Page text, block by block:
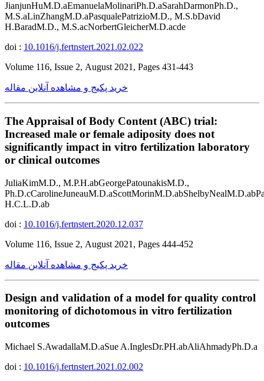
JianjunHuM.D.aEmanuelaMolinariPh.D.aSarahDarmonPh.D.,
M.S.aLinZhangM.D.aPasqualePatrizioM.D., M.S.bDavid
H.BaradM.D., M.S.acNorbertGleicherM.D.acde
doi : 10.1016/j.fertnstert.2021.02.022
Volume 116, Issue 2, August 2021, Pages 431-443
خرید پکیج و مشاهده آنلاین مقاله
The Appraisal of Body Content (ABC) trial:
Increased male or female adiposity does not
significantly impact in vitro fertilization laboratory
or clinical outcomes
JuliaKimM.D., M.P.H.abGeorgePatounakisM.D.,
H.C.L.D.ab
doi : 10.1016/j.fertnstert.2020.12.037
Volume 116, Issue 2, August 2021, Pages 444-452
خرید پکیج و مشاهده آنلاین مقاله
Design and validation of a model for quality control
monitoring of dichotomous in vitro fertilization
outcomes
Michael S.AwadallaM.D.aSue A.InglesDr.PH.abAliAhmadyPh.D.a
doi : 10.1016/j.fertnstert.2021.02.002